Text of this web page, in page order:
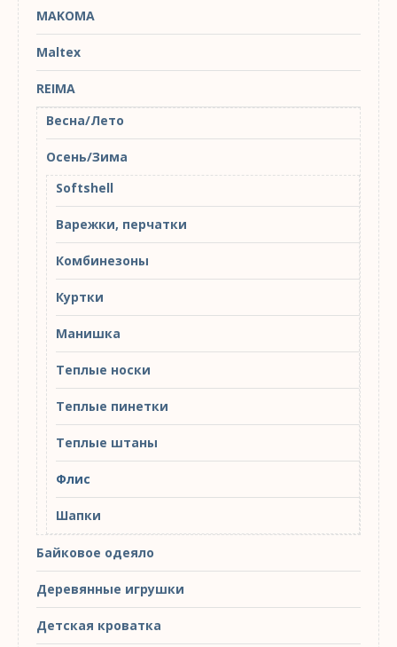
MAKOMA
Maltex
REIMA
Весна/Лето
Осень/Зима
Softshell
Варежки, перчатки
Комбинезоны
Куртки
Манишка
Теплые носки
Теплые пинетки
Теплые штаны
Флис
Шапки
Байковое одеяло
Деревянные игрушки
Детская кроватка